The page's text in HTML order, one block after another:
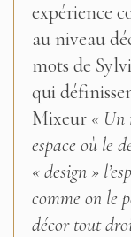
expérience
au niveau
mots de
qui
Mixeur « Un
espace où le
« design »
comme on le
décor tout